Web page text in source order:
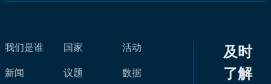
我们是谁
新闻
国家
议题
活动
数据
及时
了解